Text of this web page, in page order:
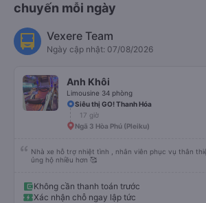
chuyến mỗi ngày
Vexere Team
Ngày cập nhật: 07/08/2026
Anh Khôi
Limousine 34 phòng
Siêu thị GO! Thanh Hóa
17 giờ
Ngã 3 Hòa Phú (Pleiku)
Nhà xe hỗ trợ nhiệt tình , nhân viên phục vụ thân
ủng hộ nhiều hơn 🥰
Không cần thanh toán trước
Xác nhận chỗ ngay lập tức